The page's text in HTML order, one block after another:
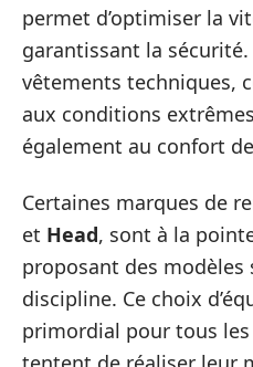
permet d’optimiser la
garantissant la
vêtements techniques,
aux conditions
également au confort
Certaines marques de
et Head, sont à la
proposant des modèles
discipline. Ce choix
primordial pour tous